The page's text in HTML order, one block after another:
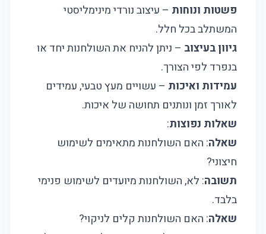
פשטות ונוחות – עיצוב נורדי מינימליסטי
המשתלב בכל חלל.
גיוון בעיצוב – ניתן להניח את השולחנות יחד או
בנפרד לפי הצורך.
עמידות ואיכות – עשויים מעץ טבעי, עמידים
לאורך זמן ונותנים תחושה של איכות.
שאלות נפוצות:
שאלה: האם השולחנות מתאימים לשימוש
חיצוני?
תשובה: לא, השולחנות מיועדים לשימוש פנימי
בלבד.
שאלה: האם השולחנות קלים לניקוי?